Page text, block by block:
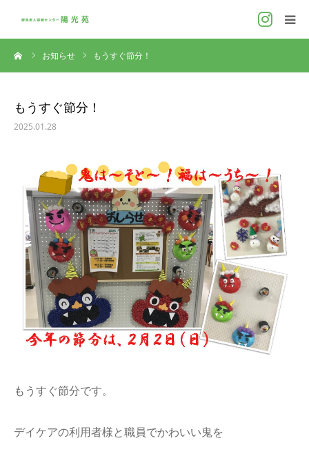
お知らせ もうすぐ節分！
もうすぐ節分！
2025.01.28
もうすぐ節分です。
デイケアの利用者様と職員でかわいい鬼を
ホーム
ケアサービス
利用料金
お問い合わせ